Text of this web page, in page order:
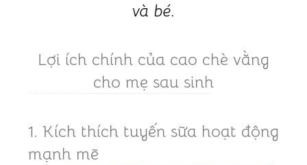
và bé.
Lợi ích chính của cao chè vằng
cho mẹ sau sinh
1. Kích thích tuyến sữa hoạt động
mạnh mẽ